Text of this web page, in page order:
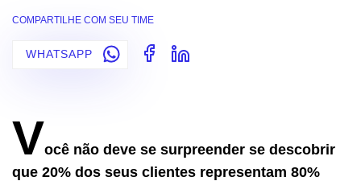
COMPARTILHE COM SEU TIME
WHATSAPP
Você não deve se surpreender se descobrir
que 20% dos seus clientes representam 80%